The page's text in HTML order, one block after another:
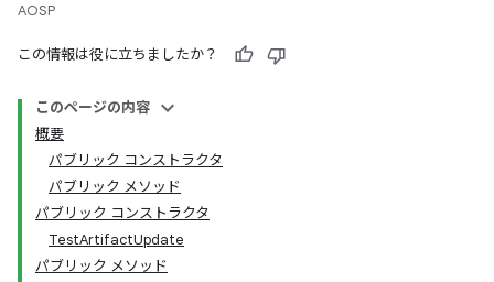
AOSP
この情報は役に立ちましたか？
このページの内容
概要
パブリック コンストラクタ
パブリック メソッド
パブリック コンストラクタ
TestArtifactUpdate
パブリック メソッド